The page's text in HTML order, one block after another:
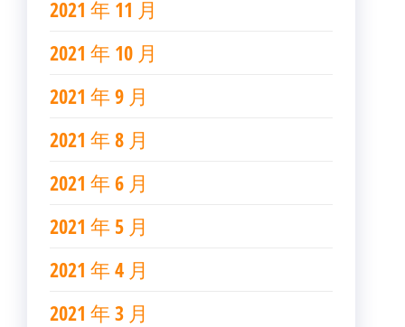
2021 年 11 月
2021 年 10 月
2021 年 9 月
2021 年 8 月
2021 年 6 月
2021 年 5 月
2021 年 4 月
2021 年 3 月